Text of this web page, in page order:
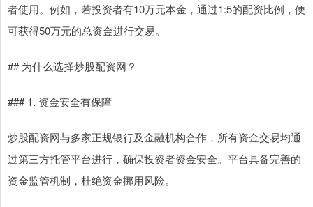
者使用。例如，若投资者有10万元本金，通过1:5的配资比例，便
可获得50万元的总资金进行交易。
## 为什么选择炒股配资网？
### 1. 资金安全有保障
炒股配资网与多家正规银行及金融机构合作，所有资金交易均通
过第三方托管平台进行，确保投资者资金安全。平台具备完善的
资金监管机制，杜绝资金挪用风险。